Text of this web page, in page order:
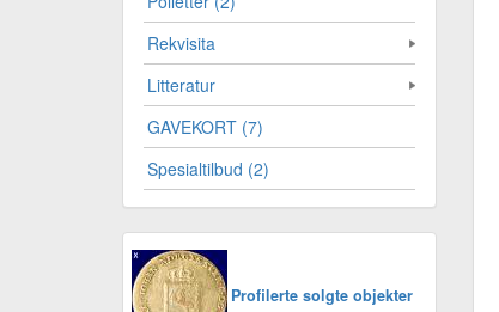
Rekvisita
Litteratur
GAVEKORT (7)
Spesialtilbud (2)
Profilerte solgte objekter